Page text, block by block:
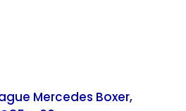
Mercedes Boxer,